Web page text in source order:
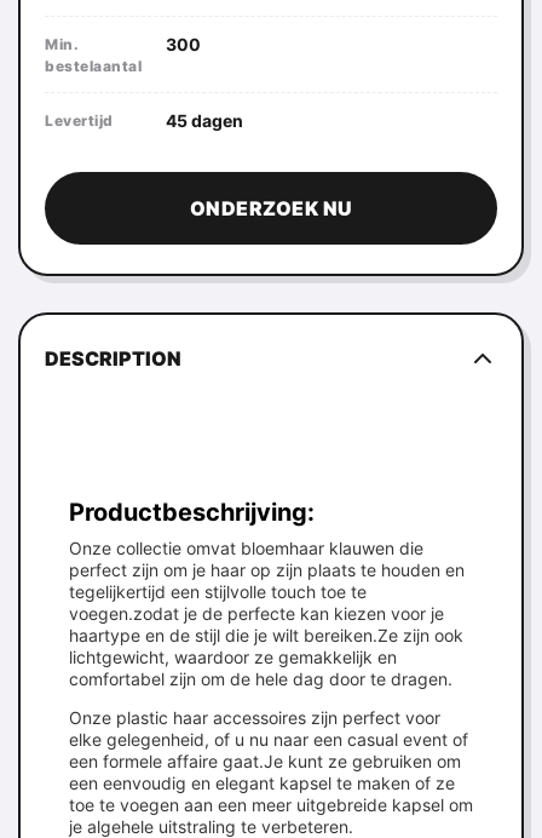
Min.
bestelaantal
300
Levertijd 45 dagen
ONDERZOEK NU
DESCRIPTION
Productbeschrijving:
Onze collectie omvat bloemhaar klauwen die
perfect zijn om je haar op zijn plaats te houden en
tegelijkertijd een stijlvolle touch toe te
voegen.zodat je de perfecte kan kiezen voor je
haartype en de stijl die je wilt bereiken.Ze zijn ook
lichtgewicht, waardoor ze gemakkelijk en
comfortabel zijn om de hele dag door te dragen.
Onze plastic haar accessoires zijn perfect voor
elke gelegenheid, of u nu naar een casual event of
een formele affaire gaat.Je kunt ze gebruiken om
een eenvoudig en elegant kapsel te maken of ze
toe te voegen aan een meer uitgebreide kapsel om
je algehele uitstraling te verbeteren.